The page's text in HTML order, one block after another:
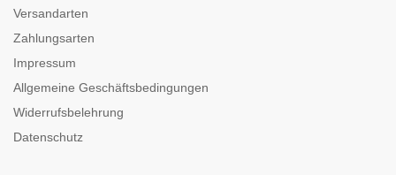
Versandarten
Zahlungsarten
Impressum
Allgemeine Geschäftsbedingungen
Widerrufsbelehrung
Datenschutz